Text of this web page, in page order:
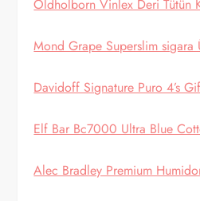
Oldholborn Vinlex Deri Tütün
Mond Grape Superslim sigara
Davidoff Signature Puro 4’s
Elf Bar Bc7000 Ultra Blue
Alec Bradley Premium